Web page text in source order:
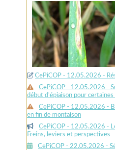
CePiCOP - 12.05.2026 -
CePiCOP - 12.05.2026 -
début d’épiaison pour
CePiCOP - 12.05.2026 -
en fin de montaison
CePiCOP - 12.05.2026 -
Freins, leviers et perspectives
CePiCOP - 22.05.2026 -